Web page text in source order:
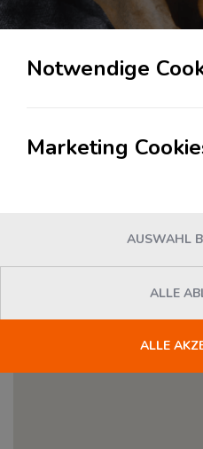
Möchten Sie
automatisch
Notwendige
Marketing
AUSWAHL
ALLE
ALLE